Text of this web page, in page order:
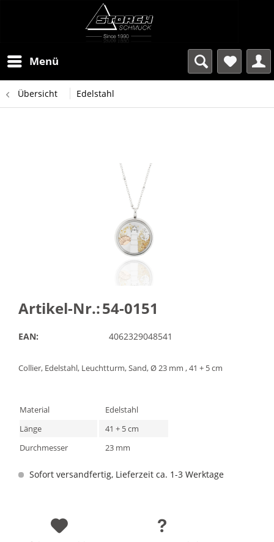
Menü
Übersicht Edelstahl
Artikel-Nr.:54-0151
EAN: 4062329048541
Collier, Edelstahl, Leuchtturm, Sand, Ø 23 mm , 41 + 5 cm
Material
Edelstahl
Länge
41 + 5 cm
Durchmesser
23 mm
Sofort versandfertig, Lieferzeit ca. 1-3 Werktage